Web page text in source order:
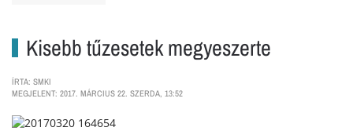
Kisebb tűzesetek megyeszerte
ÍRTA: SMKI
MEGJELENT: 2017. MÁRCIUS 22. SZERDA, 13:52